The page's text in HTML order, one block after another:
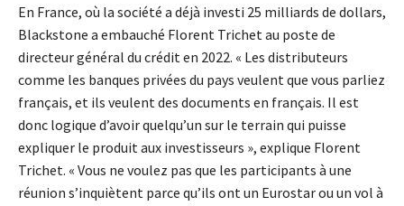
En France, où la société a déjà investi 25 milliards de dollars,
Blackstone a embauché Florent Trichet au poste de
directeur général du crédit en 2022. « Les distributeurs
comme les banques privées du pays veulent que vous parliez
français, et ils veulent des documents en français. Il est
donc logique d’avoir quelqu’un sur le terrain qui puisse
expliquer le produit aux investisseurs », explique Florent
Trichet. « Vous ne voulez pas que les participants à une
réunion s’inquiètent parce qu’ils ont un Eurostar ou un vol à